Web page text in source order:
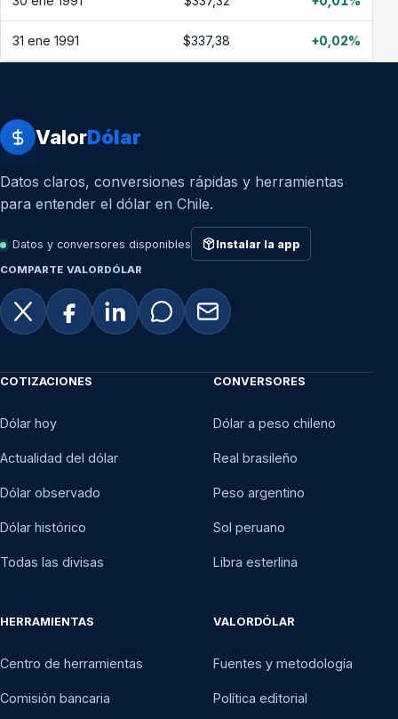
31 ene 1991 $337,38 +0,02%
ValorDólar
Datos claros, conversiones rápidas y herramientas
para entender el dólar en Chile.
Datos y conversores disponibles Instalar la app
COMPARTE VALORDÓLAR
COTIZACIONES
Dólar hoy
Actualidad del dólar
Dólar observado
Dólar histórico
Todas las divisas
CONVERSORES
Dólar a peso chileno
Real brasileño
Peso argentino
Sol peruano
Libra esterlina
HERRAMIENTAS
Centro de herramientas
Comisión bancaria
VALORDÓLAR
Fuentes y metodología
Política editorial